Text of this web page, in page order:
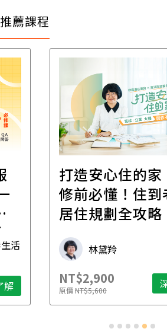
推薦課程
活
解
打造安心住的家
修前必懂！住到
居住規劃全攻略
林黛羚
NT$2,900
原價NT$5,600